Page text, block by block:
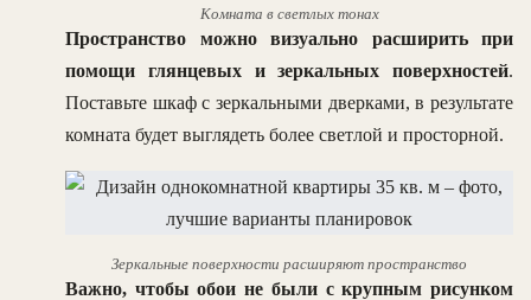
Комната в светлых тонах
Пространство можно визуально расширить при
помощи глянцевых и зеркальных поверхностей.
Поставьте шкаф с зеркальными дверками, в результате
комната будет выглядеть более светлой и просторной.
Зеркальные поверхности расширяют пространство
Важно, чтобы обои не были с крупным рисунком